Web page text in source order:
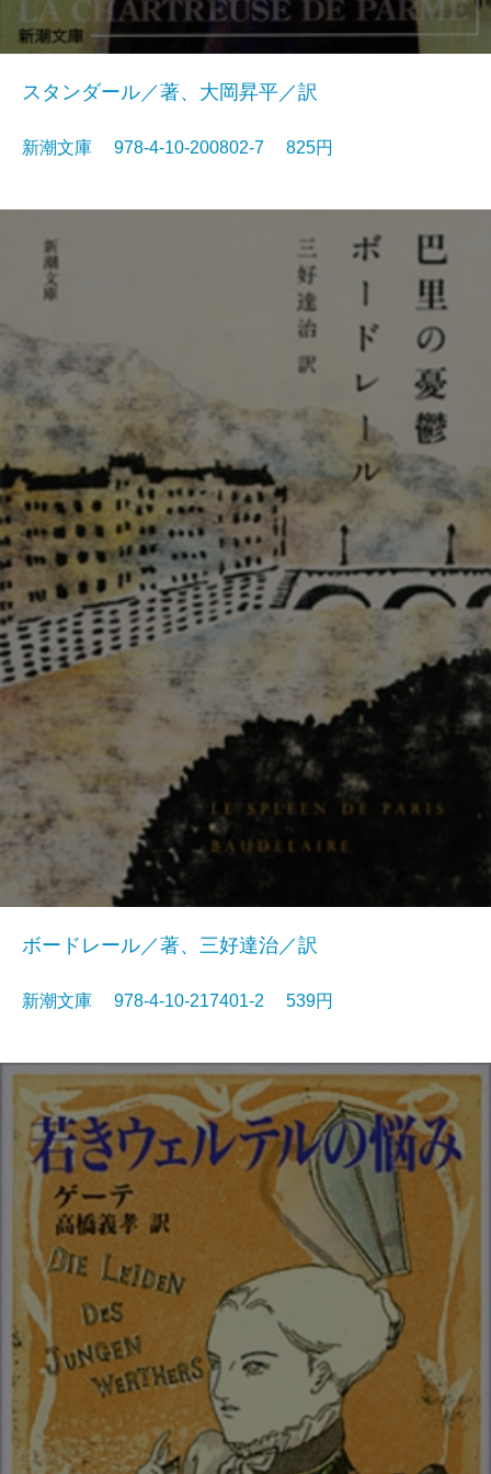
スタンダール／著、大岡昇平／訳
新潮文庫 978-4-10-200802-7 825円
ボードレール／著、三好達治／訳
新潮文庫 978-4-10-217401-2 539円